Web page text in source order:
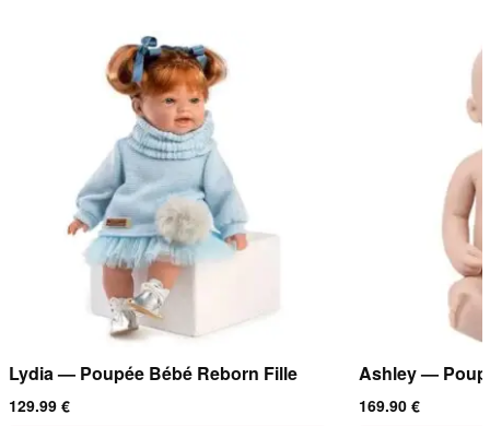
Lydia — Poupée Bébé Reborn Fille
129.99 €
Ashley —
169.90 €